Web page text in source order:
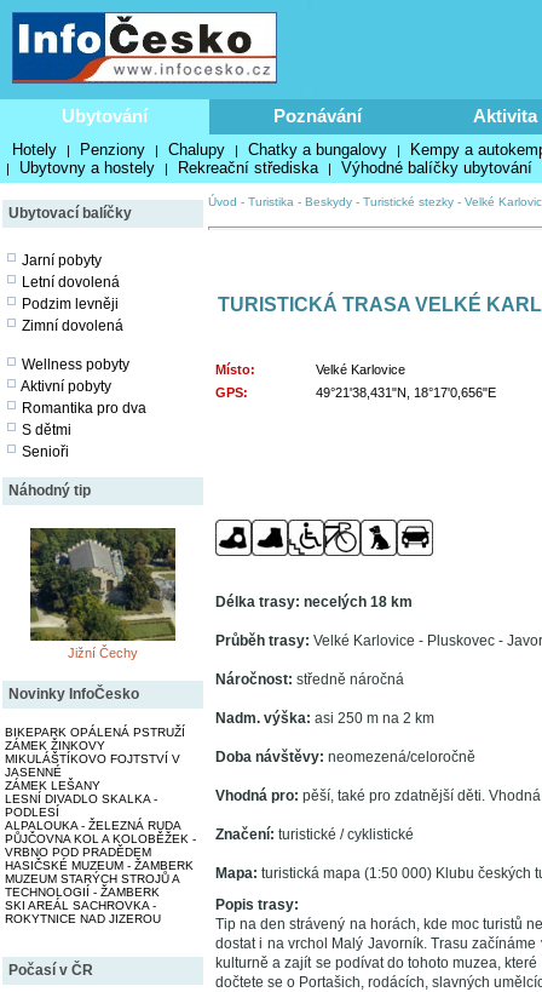
Ubytování Poznávání Aktivita
Hotely | Penziony | Chalupy | Chatky a bungalovy | Kempy a
| Ubytovny a hostely | Rekreační střediska | Výhodné balíčky ubytování
Ubytovací balíčky
Jarní pobyty
Letní dovolená
Podzim levněji
Zimní dovolená
Wellness pobyty
Aktivní pobyty
Romantika pro dva
S dětmi
Senioři
Náhodný tip
Jižní Čechy
Novinky InfoČesko
BIKEPARK OPÁLENÁ PSTRUŽÍ
ZÁMEK ŽINKOVY
MIKULÁŠTÍKOVO FOJTSTVÍ V
JASENNÉ
ZÁMEK LEŠANY
LESNÍ DIVADLO SKALKA -
PODLESÍ
ALPALOUKA - ŽELEZNÁ RUDA
PŮJČOVNA KOL A KOLOBĚŽEK -
VRBNO POD PRADĚDEM
HASIČSKÉ MUZEUM - ŽAMBERK
MUZEUM STARÝCH STROJŮ A
TECHNOLOGIÍ - ŽAMBERK
SKI AREÁL SACHROVKA -
ROKYTNICE NAD JIZEROU
Počasí v ČR
Úvod - Turistika - Beskydy - Turistické stezky - Velké
TURISTICKÁ TRASA VELKÉ
Místo:
Velké Karlovice
GPS:
49°21'38,431"N, 18°17'0,656"E
Délka trasy: necelých 18 km
Průběh trasy: Velké Karlovice - Pluskovec -
Náročnost: středně náročná
Nadm. výška: asi 250 m na 2 km
Doba návštěvy: neomezená/celoročně
Vhodná pro: pěší, také pro zdatnější děti.
Značení: turistické / cyklistické
Mapa: turistická mapa (1:50 000) Klubu českých
Popis trasy:
Tip na den strávený na horách, kde moc turistů
dostat i na vrchol Malý Javorník. Trasu
kulturně a zajít se podívat do tohoto muzea,
dočtete se o Portašich, rodácích, slavných